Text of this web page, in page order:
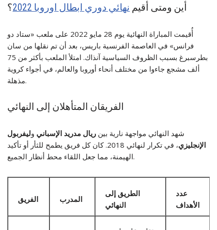
أين ومتى أقيم نهائي دوري ابطال اوروبا 2022 ؟
أُقيمت المباراة النهائية يوم 28 مايو 2022 على ملعب «ستاد دو
فرانس» في العاصمة الفرنسية باريس، بعد أن تم نقلها من سان
بطرسبرغ بسبب الظروف السياسية آنذاك. امتلأ الملعب بأكثر من 75
ألف مشجع جاءوا من مختلف أنحاء أوروبا والعالم، في أجواء كروية
مذهلة.
الفريقان المتأهلان إلى النهائي
شهد النهائي مواجهة نارية بين ريال مدريد الإسباني وليفربول
الإنجليزي
، في تكرار لنهائي 2018. كان كل فريق يطمح للثأر أو تأكيد
الهيمنة، مما جعل اللقاء محط أنظار الجميع.
الفريق المدرب
الطريق إلى
النهائي
عدد
الأهداف